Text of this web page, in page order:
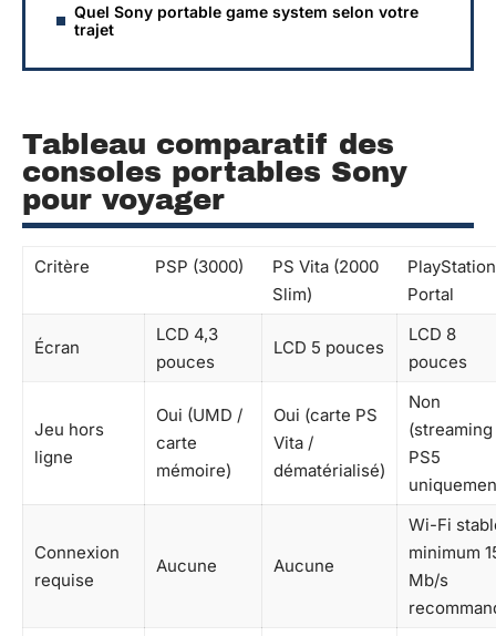
Quel Sony portable game system selon votre
trajet
Tableau comparatif des
consoles portables Sony
pour voyager
Critère PSP (3000)
PS Vita (2000
Slim)
PlayStation
Portal
Écran
LCD 4,3
pouces
LCD 5 pouces
LCD 8
pouces
Jeu hors
ligne
Oui (UMD /
carte
mémoire)
Oui (carte PS
Vita /
dématérialisé)
Non
(streaming
PS5
Connexion
requise
Aucune Aucune
Wi-Fi
minimum
Mb/s